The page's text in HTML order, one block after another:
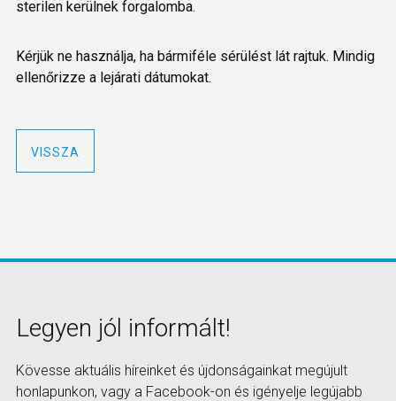
sterilen kerülnek forgalomba.
Kérjük ne használja, ha bármiféle sérülést lát rajtuk. Mindig
ellenőrizze a lejárati dátumokat.
VISSZA
Legyen jól informált!
Kövesse aktuális híreinket és újdonságainkat megújult
honlapunkon, vagy a Facebook-on és igényelje legújabb